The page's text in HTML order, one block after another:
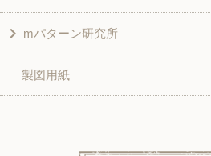
その他
ベスト・ジャケット・コート
スカート
その他
こども＆ベビー
ボトムス
mパターン研究所
子供服
製図用紙